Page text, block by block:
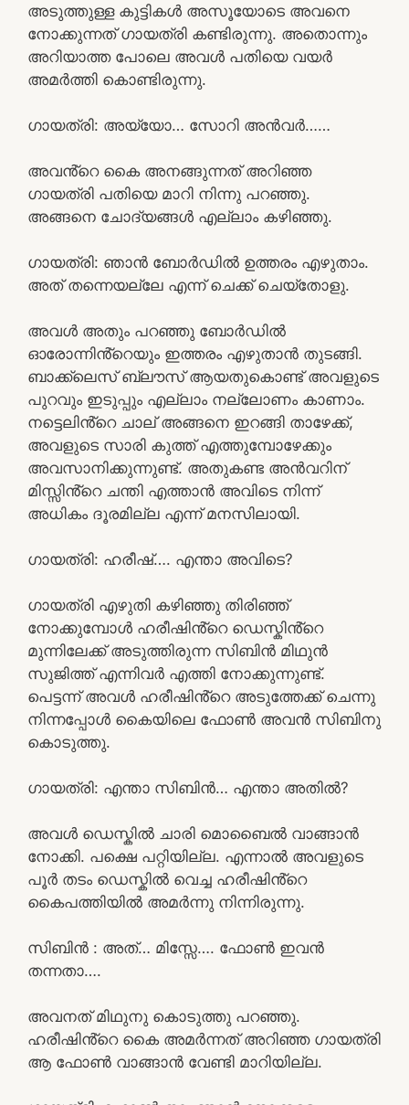
അടുത്തുള്ള കുട്ടികൾ അസൂയോടെ അവനെ
നോക്കുന്നത് ഗായത്രി കണ്ടിരുന്നു. അതൊന്നും
അറിയാത്ത പോലെ അവൾ പതിയെ വയർ
അമർത്തി കൊണ്ടിരുന്നു.
ഗായത്രി: അയ്യോ… സോറി അൻവർ……
അവൻ്റെ കൈ അനങ്ങുന്നത് അറിഞ്ഞ
ഗായത്രി പതിയെ മാറി നിന്നു പറഞ്ഞു.
അങ്ങനെ ചോദ്യങ്ങൾ എല്ലാം കഴിഞ്ഞു.
ഗായത്രി: ഞാൻ ബോർഡിൽ ഉത്തരം എഴുതാം.
അത് തന്നെയല്ലേ എന്ന് ചെക്ക് ചെയ്തോളു.
അവൾ അതും പറഞ്ഞു ബോർഡിൽ
ഓരോന്നിൻ്റെയും ഇത്തരം എഴുതാൻ തുടങ്ങി.
ബാക്ക്ലെസ് ബ്ലൗസ് ആയതുകൊണ്ട് അവളുടെ
പുറവും ഇടുപ്പും എല്ലാം നല്ലോണം കാണാം.
നട്ടെലിൻ്റെ ചാല് അങ്ങനെ ഇറങ്ങി താഴേക്ക്,
അവളുടെ സാരി കുത്ത് എത്തുമ്പോഴേക്കും
അവസാനിക്കുന്നുണ്ട്. അതുകണ്ട അൻവറിന്
മിസ്സിൻ്റെ ചന്തി എത്താൻ അവിടെ നിന്ന്
അധികം ദൂരമില്ല എന്ന് മനസിലായി.
ഗായത്രി: ഹരീഷ്…. എന്താ അവിടെ?
ഗായത്രി എഴുതി കഴിഞ്ഞു തിരിഞ്ഞ്
നോക്കുമ്പോൾ ഹരീഷിൻ്റെ ഡെസ്കിൻ്റെ
മുന്നിലേക്ക് അടുത്തിരുന്ന സിബിൻ മിഥുൻ
സുജിത്ത് എന്നിവർ എത്തി നോക്കുന്നുണ്ട്.
പെട്ടന്ന് അവൾ ഹരീഷിൻ്റെ അടുത്തേക്ക് ചെന്നു
നിന്നപ്പോൾ കൈയിലെ ഫോൺ അവൻ സിബിനു
കൊടുത്തു.
ഗായത്രി: എന്താ സിബിൻ… എന്താ അതിൽ?
അവൾ ഡെസ്കിൽ ചാരി മൊബൈൽ വാങ്ങാൻ
നോക്കി. പക്ഷെ പറ്റിയില്ല. എന്നാൽ അവളുടെ
പൂർ തടം ഡെസ്കിൽ വെച്ച ഹരീഷിൻ്റെ
കൈപത്തിയിൽ അമർന്നു നിന്നിരുന്നു.
സിബിൻ : അത്… മിസ്സേ…. ഫോൺ ഇവൻ
തന്നതാ….
അവനത് മിഥുനു കൊടുത്തു പറഞ്ഞു.
ഹരീഷിൻ്റെ കൈ അമർന്നത് അറിഞ്ഞ ഗായത്രി
ആ ഫോൺ വാങ്ങാൻ വേണ്ടി മാറിയില്ല.